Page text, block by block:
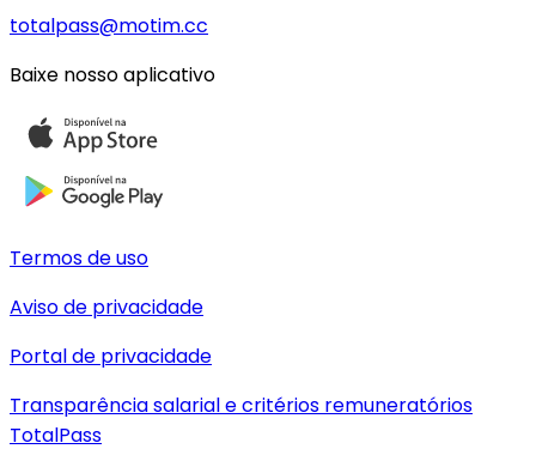
totalpass@motim.cc
Baixe nosso aplicativo
Termos de uso
Aviso de privacidade
Portal de privacidade
Transparência salarial e critérios remuneratórios
TotalPass